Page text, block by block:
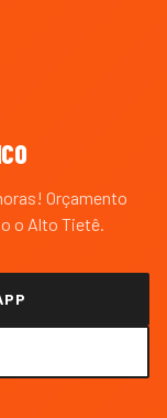
Orçamento
o Alto Tietê.